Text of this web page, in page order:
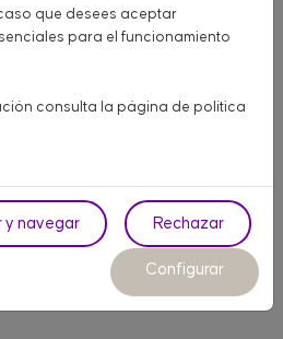
AVÍCOLA PUESTA
ANIMALES
que desees aceptar
para el funcionamiento
consulta la página de política
y navegar Rechazar
Configurar